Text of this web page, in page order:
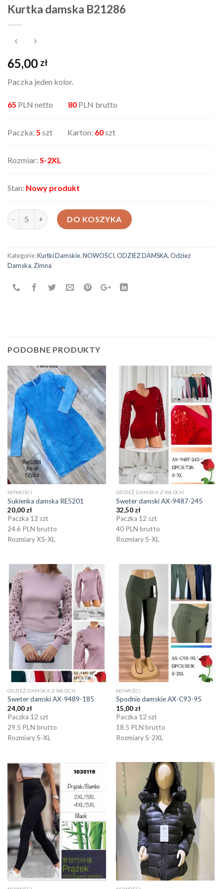
Kurtka damska B21286
65,00 zł
Paczka jeden kolor.
65 PLN netto 80 PLN brutto
Paczka: 5 szt Karton: 60szt
Rozmiar: S-2XL
Stan: Nowy produkt
ilość Kurtka damska B21286
DO KOSZYKA
Kategorie:Kurtki Damskie,NOWOŚCI,ODZIEŻ DAMSKA,Odzież
Damska, Zimna
PODOBNE PRODUKTY
NOWOŚCI
Sukienka damska RE5201
20,00 zł
Paczka 12 szt
24.6 PLN brutto
Rozmiary XS-XL
ODZIEŻ DAMSKA Z WŁOCH
Sweter damski AX-9487-245
32,50 zł
Paczka 12 szt
40 PLN brutto
Rozmiary S-XL
ODZIEŻ DAMSKA Z WŁOCH
Sweter damski AX-9489-185
24,00 zł
Paczka 12 szt
29.5 PLN brutto
Rozmiary S-XL
NOWOŚCI
Spodnie damskie AX-C93-95
15,00 zł
Paczka 12 szt
18.5 PLN brutto
Rozmiary S-2XL